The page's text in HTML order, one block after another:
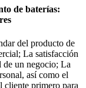
de baterías:
del producto de
La satisfacción
de un negocio; La
así como el
cliente primero para